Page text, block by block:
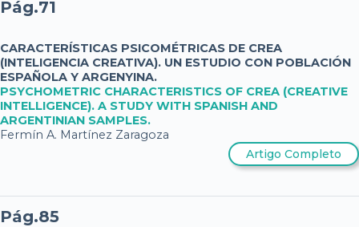
Pág.71
CARACTERÍSTICAS PSICOMÉTRICAS DE CREA
(INTELIGENCIA CREATIVA). UN ESTUDIO CON POBLACIÓN
ESPAÑOLA Y ARGENYINA.
PSYCHOMETRIC CHARACTERISTICS OF CREA (CREATIVE
INTELLIGENCE). A STUDY WITH SPANISH AND
ARGENTINIAN SAMPLES.
Fermín A. Martínez Zaragoza
Artigo Completo
Pág.85